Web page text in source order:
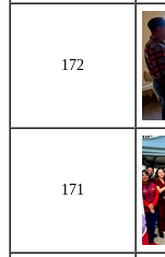
172
171